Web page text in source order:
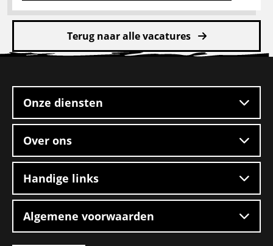
Lees
meer
Pakketbezorger
Terug naar alle vacatures
footer
Onze diensten
Over ons
Handige links
Algemene voorwaarden